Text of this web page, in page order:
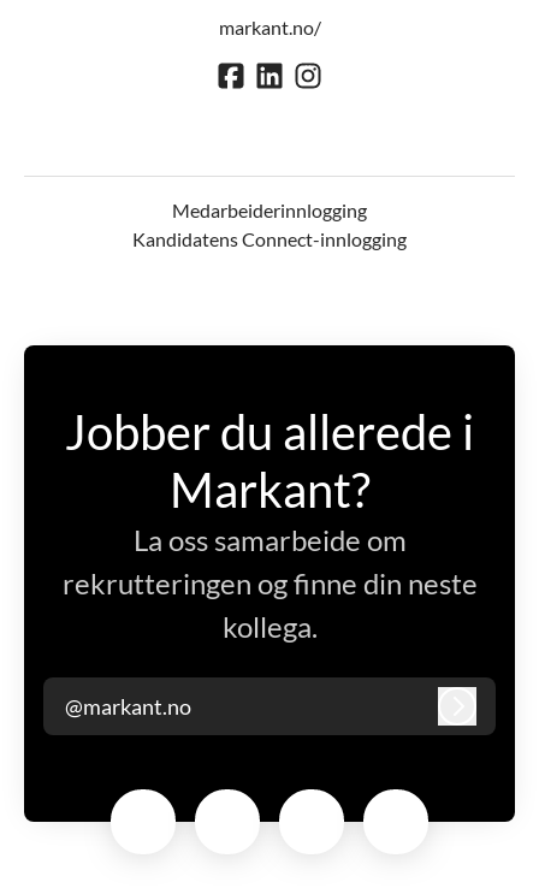
markant.no/
Medarbeiderinnlogging
Kandidatens Connect-innlogging
Jobber du allerede i
Markant?
La oss samarbeide om
rekrutteringen og finne din neste
kollega.
@markant.no